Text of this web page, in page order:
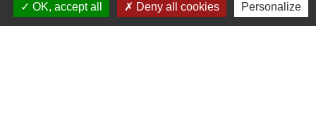
Contact
OK, accept all
Deny all cookies Personalize